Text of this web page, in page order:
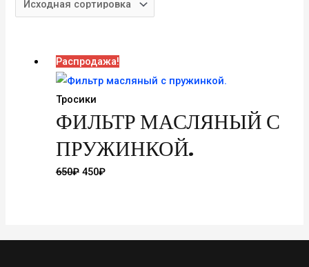
Распродажа!
Тросики
ФИЛЬТР МАСЛЯНЫЙ С
ПРУЖИНКОЙ.
650₽ Первоначальная
450₽Текущая